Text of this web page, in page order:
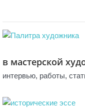
в мастерской
интервью, работы,